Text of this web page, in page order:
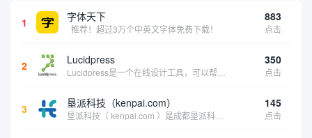
1 字体天下
推荐！超过3万个中英文字体免费下载！
883
点击
2 Lucidpress 350
点击
3 垦派科技（kenpai.com） 145
点击